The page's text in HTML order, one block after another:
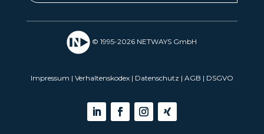
© 1995-2026 NETWAYS GmbH
Impressum | Verhaltenskodex| Datenschutz | AGB | DSGVO